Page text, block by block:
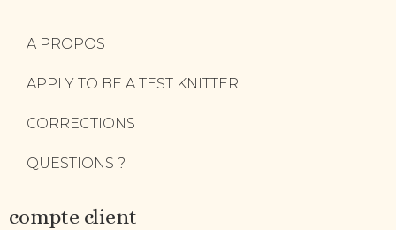
A PROPOS
APPLY TO BE A TEST KNITTER
CORRECTIONS
QUESTIONS ?
compte client